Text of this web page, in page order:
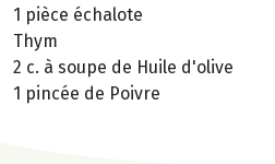
1 pièce échalote
Thym
2 c. à soupe de Huile d'olive
1 pincée de Poivre